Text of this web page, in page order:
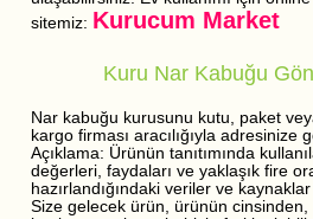
sitemiz: Kurucum Market
Kuru Nar Kabuğu
Nar kabuğu kurusunu kutu, paket
kargo firması aracılığıyla adresinize
Açıklama: Ürünün tanıtımında
değerleri, faydaları ve yaklaşık fire
hazırlandığındaki veriler ve
Size gelecek ürün, ürünün